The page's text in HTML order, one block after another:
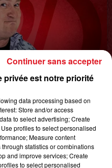
privée est notre priorité
data processing based on
Store and/or access
to select advertising; Create
profiles to select personalised
Measure content
statistics or combinations
and improve services; Create
to select personalised
Continuer sans accepter